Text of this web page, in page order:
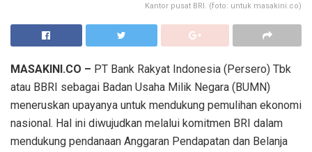
Kantor pusat BRI. (foto: untuk masakini.co)
MASAKINI.CO – PT Bank Rakyat Indonesia (Persero) Tbk
atau BBRI sebagai Badan Usaha Milik Negara (BUMN)
meneruskan upayanya untuk mendukung pemulihan ekonomi
nasional. Hal ini diwujudkan melalui komitmen BRI dalam
mendukung pendanaan Anggaran Pendapatan dan Belanja